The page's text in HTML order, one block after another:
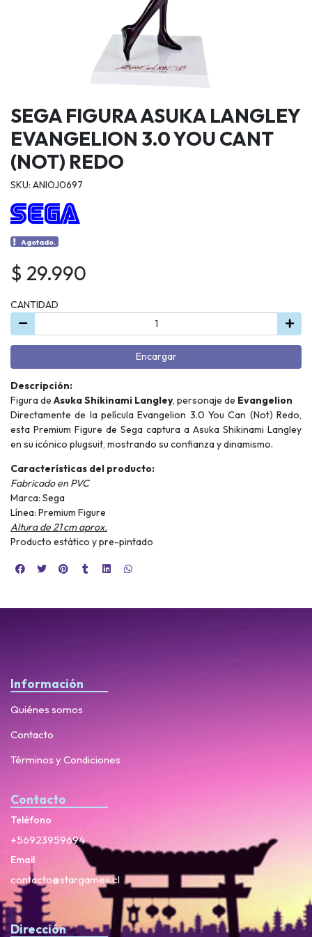
SEGA FIGURA ASUKA LANGLEY
EVANGELION 3.0 YOU CANT
(NOT) REDO
SKU: ANIOJ0697
Agotado.
$ 29.990
CANTIDAD
Encargar
Descripción:
Figura de Asuka Shikinami Langley, personaje de Evangelion
Directamente de la película Evangelion 3.0 You Can (Not) Redo,
esta Premium Figure de Sega captura a Asuka Shikinami Langley
en su icónico plugsuit, mostrando su confianza y dinamismo.
Características del producto:
Fabricado en PVC
Marca: Sega
Línea: Premium Figure
Altura de 21 cm aprox.
Producto estático y pre-pintado
Información
Quiénes somos
Contacto
Términos y Condiciones
Contacto
Teléfono
+56923959694
Email
contacto@stargames.cl
Dirección